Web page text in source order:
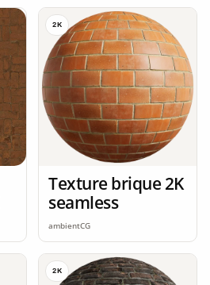
2K
Texture brique 2K
seamless
ambientCG
2K